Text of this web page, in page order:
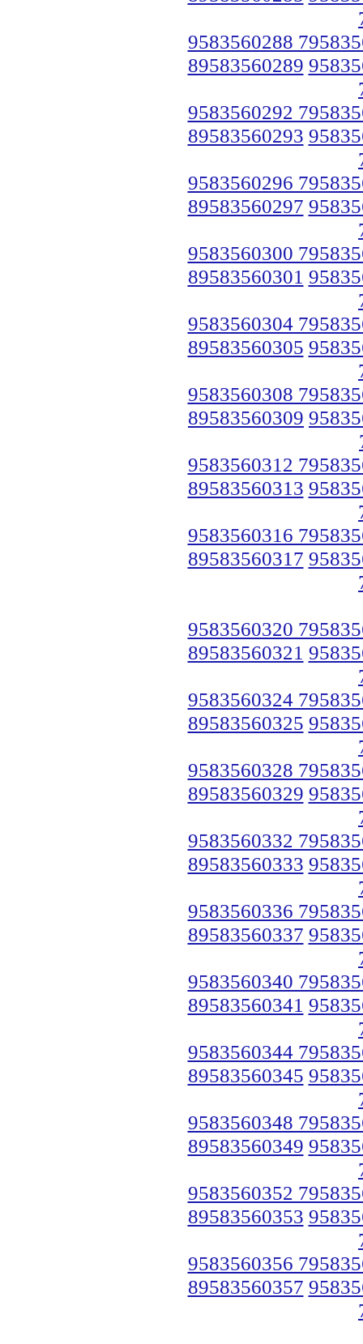
9583560288
89583560289
9583560292
89583560293
9583560296
89583560297
9583560300
89583560301
9583560304
89583560305
9583560308
89583560309
9583560312
89583560313
9583560316
89583560317
9583560320
89583560321
9583560324
89583560325
9583560328
89583560329
9583560332
89583560333
9583560336
89583560337
9583560340
89583560341
9583560344
89583560345
9583560348
89583560349
9583560352
89583560353
9583560356
89583560357